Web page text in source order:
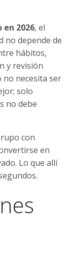
2026, el
no depende de
hábitos,
y revisión
no necesita ser
solo
no debe
con
en
Lo que allí